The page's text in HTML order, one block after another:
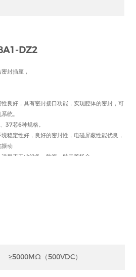
DZ2
封插座，
良好，具有密封接口功能，实现腔体的密封，可
统。
37芯6种规格。
稳定性好，良好的密封性，电磁屏蔽性能优良，
动
用于工业设备、航海、航天等场合。
≥5000MΩ（500VDC）